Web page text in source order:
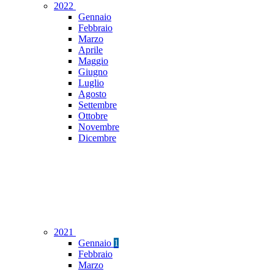
2022
Gennaio
Febbraio
Marzo
Aprile
Maggio
Giugno
Luglio
Agosto
Settembre
Ottobre
Novembre
Dicembre
2021
Gennaio 1
Febbraio
Marzo